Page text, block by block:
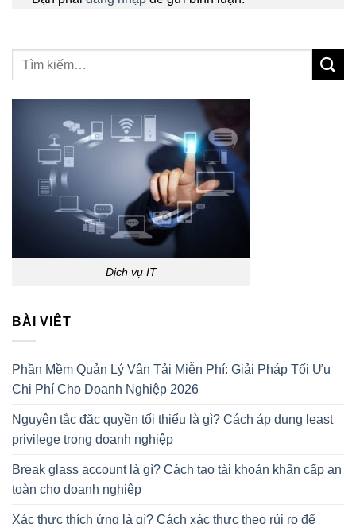
Dịch vụ IT
BÀI VIÊT
Phần Mềm Quản Lý Vận Tải Miễn Phí: Giải Pháp Tối Ưu
Chi Phí Cho Doanh Nghiệp 2026
Nguyên tắc đặc quyền tối thiểu là gì? Cách áp dụng least
privilege trong doanh nghiệp
Break glass account là gì? Cách tạo tài khoản khẩn cấp an
toàn cho doanh nghiệp
Xác thực thích ứng là gì? Cách xác thực theo rủi ro để